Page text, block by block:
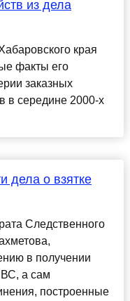
из дела
края
факты его
заказных
в середине 2000-х
дела о взятке
Следственного
в получении
а сам
построенные